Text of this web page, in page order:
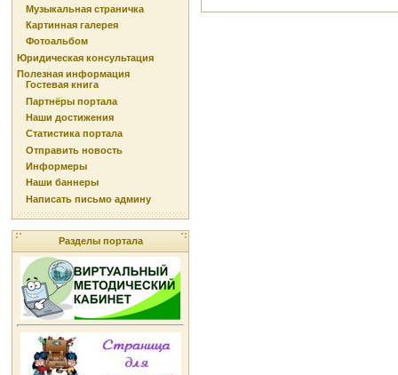
Музыкальная страничка
Картинная галерея
Фотоальбом
Юридическая консультация
Полезная информация
Гостевая книга
Партнёры портала
Наши достижения
Статистика портала
Отправить новость
Информеры
Наши баннеры
Написать письмо админу
Разделы портала